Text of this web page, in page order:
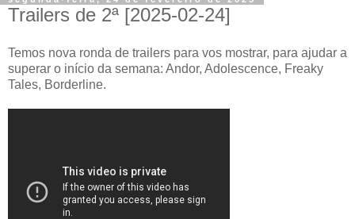
Trailers de 2ª [2025-02-24]
Temos nova ronda de trailers para vos mostrar, para ajudar a
superar o início da semana: Andor, Adolescence, Freaky
Tales, Borderline.